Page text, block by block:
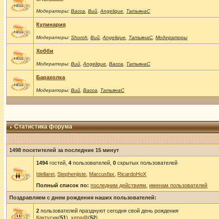
Модераторы:Васса ,Вий ,Angelique ТатьянаС
Кулинария
Модераторы:Shoroh ,Вий ,Angelique ТатьянаС ,Модераторы
Хобби
Модераторы:Вий ,Angelique ,Васса ТатьянаС
Барахолка
Модераторы:Вий ,Васса ТатьянаС
Статистика форума
1498 посетителей за последние 15 минут
1494 гостей,4 пользователей,0 скрытых пользователей
Idellarei ,Stephenjiste Marcusfax
RicardoHoX
Полный список по: последним действиям ,именам пользователей
Поздравляем с днем рождения наших пользователей:
2 пользователей празднуют сегодня свой день рождения
Кактусик(51),xena@(52)